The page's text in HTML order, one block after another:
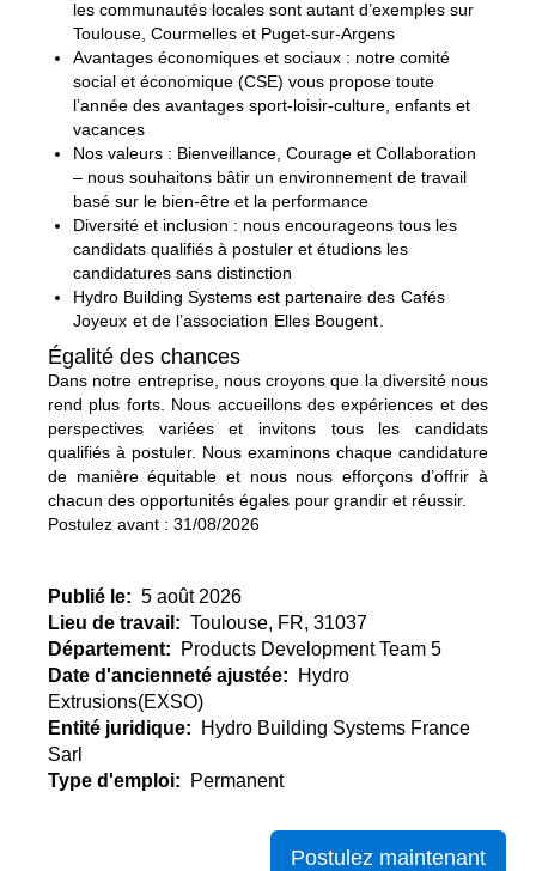
les communautés locales sont autant d’exemples sur
Toulouse, Courmelles et Puget-sur-Argens
Avantages économiques et sociaux : notre comité
social et économique (CSE) vous propose toute
l’année des avantages sport-loisir-culture, enfants et
vacances
Nos valeurs : Bienveillance, Courage et Collaboration
– nous souhaitons bâtir un environnement de travail
basé sur le bien-être et la performance
Diversité et inclusion : nous encourageons tous les
candidats qualifiés à postuler et étudions les
candidatures sans distinction
Hydro Building Systems est partenaire des Cafés
Joyeux et de l’association Elles Bougent
Égalité des chances
Dans notre entreprise, nous croyons que la diversité nous
rend plus forts. Nous accueillons des expériences et des
perspectives variées et invitons tous les candidats
qualifiés à postuler. Nous examinons chaque candidature
de manière équitable et nous nous efforçons d’offrir à
chacun des opportunités égales pour grandir et réussir.
Postulez avant : 31/08/2026
Publié le: 5 août 2026
Lieu de travail: Toulouse, FR, 31037
Département:
Products Development Team 5
Date d'ancienneté ajustée:
Hydro
Extrusions(EXSO)
Entité juridique:
Hydro Building Systems France
Sarl
Type d'emploi:
Permanent
Postulez maintenant